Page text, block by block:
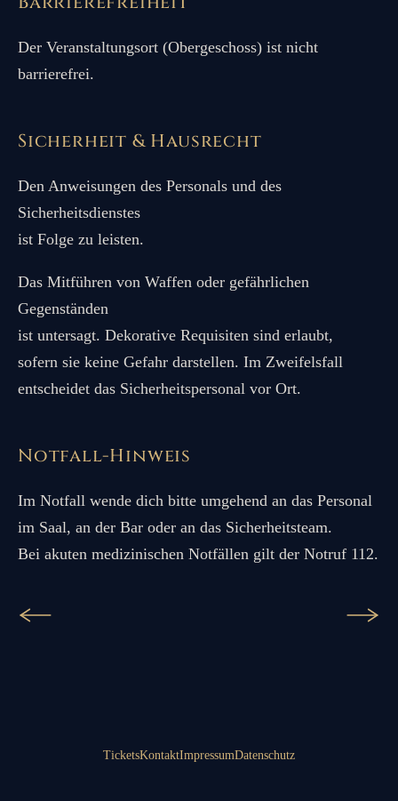
Der Veranstaltungsort (Obergeschoss) ist nicht
barrierefrei.
Sicherheit & Hausrecht
Den Anweisungen des Personals und des
Sicherheitsdienstes
ist Folge zu leisten.
Das Mitführen von Waffen oder gefährlichen
Gegenständen
ist untersagt. Dekorative Requisiten sind erlaubt,
sofern sie keine Gefahr darstellen. Im Zweifelsfall
entscheidet das Sicherheitspersonal vor Ort.
Notfall-Hinweis
Im Notfall wende dich bitte umgehend an das Personal
im Saal, an der Bar oder an das Sicherheitsteam.
Bei akuten medizinischen Notfällen gilt der Notruf 112.
TicketsKontaktImpressumDatenschutz